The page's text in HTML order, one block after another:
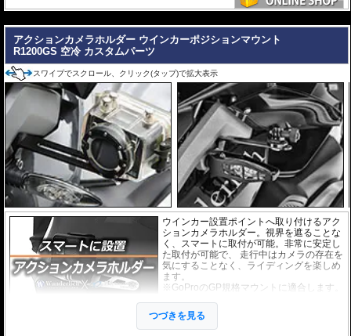
アクションカメラホルダー ウインカーポジションマウント
R1200GS 空冷 カスタムパーツ
スワイプでスクロール、クリック(タップ)で拡大表示
ウインカー設置ポイントへ取り付けるアク
ションカメラホルダー。視界を遮ることな
く、スマートに取付が可能。非常に安定し
た取付が可能で、 走行中はカメラの存在を
気にすることなく、ライディングを楽しめ
ます。
※GoProのGP規格マウントに適合します。
意ください。
つづきを見る